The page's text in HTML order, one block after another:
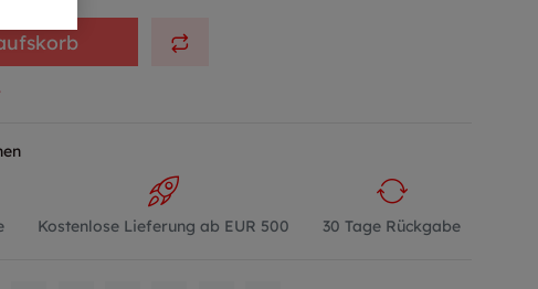
Kostenlose Lieferung ab EUR 500 30 Tage Rückgabe